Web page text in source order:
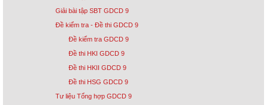
Giải bài tập SBT GDCD 9
Đề kiểm tra - Đề thi GDCD 9
Đề kiểm tra GDCD 9
Đề thi HKI GDCD 9
Đề thi HKII GDCD 9
Đề thi HSG GDCD 9
Tư liệu Tổng hợp GDCD 9